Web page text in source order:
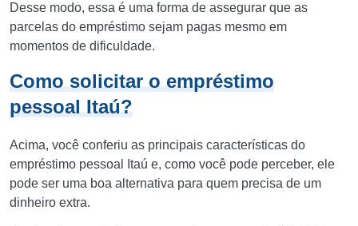
Desse modo, essa é uma forma de assegurar que as
parcelas do empréstimo sejam pagas mesmo em
momentos de dificuldade.
Como solicitar o empréstimo
pessoal Itaú?
Acima, você conferiu as principais características do
empréstimo pessoal Itaú e, como você pode perceber, ele
pode ser uma boa alternativa para quem precisa de um
dinheiro extra.